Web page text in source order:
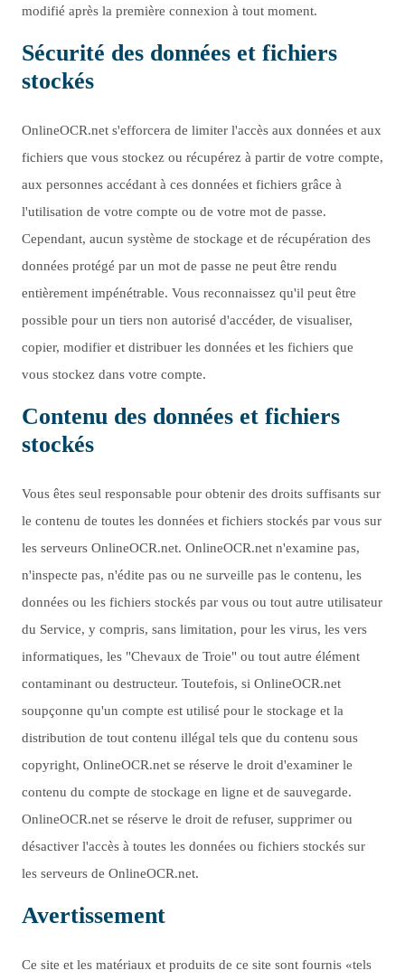
modifié après la première connexion à tout moment.
Sécurité des données et fichiers
stockés
OnlineOCR.net s'efforcera de limiter l'accès aux données et aux
fichiers que vous stockez ou récupérez à partir de votre compte,
aux personnes accédant à ces données et fichiers grâce à
l'utilisation de votre compte ou de votre mot de passe.
Cependant, aucun système de stockage et de récupération des
données protégé par un mot de passe ne peut être rendu
entièrement impénétrable. Vous reconnaissez qu'il peut être
possible pour un tiers non autorisé d'accéder, de visualiser,
copier, modifier et distribuer les données et les fichiers que
vous stockez dans votre compte.
Contenu des données et fichiers
stockés
Vous êtes seul responsable pour obtenir des droits suffisants sur
le contenu de toutes les données et fichiers stockés par vous sur
les serveurs OnlineOCR.net. OnlineOCR.net n'examine pas,
n'inspecte pas, n'édite pas ou ne surveille pas le contenu, les
données ou les fichiers stockés par vous ou tout autre utilisateur
du Service, y compris, sans limitation, pour les virus, les vers
informatiques, les "Chevaux de Troie" ou tout autre élément
contaminant ou destructeur. Toutefois, si OnlineOCR.net
soupçonne qu'un compte est utilisé pour le stockage et la
distribution de tout contenu illégal tels que du contenu sous
copyright, OnlineOCR.net se réserve le droit d'examiner le
contenu du compte de stockage en ligne et de sauvegarde.
OnlineOCR.net se réserve le droit de refuser, supprimer ou
désactiver l'accès à toutes les données ou fichiers stockés sur
les serveurs de OnlineOCR.net.
Avertissement
Ce site et les matériaux et produits de ce site sont fournis «tels